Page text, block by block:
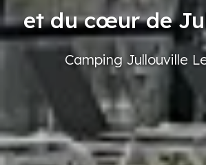
et du cœur de
Camping Jullouville